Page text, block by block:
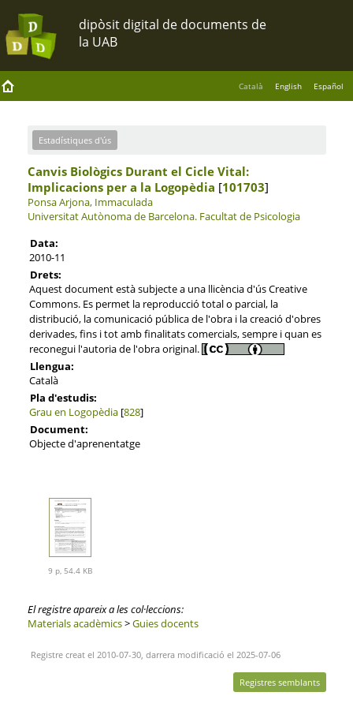
Català English Español
Estadístiques d'ús
Canvis Biològics Durant el Cicle Vital:
Implicacions per a la Logopèdia [101703]
Ponsa Arjona, Immaculada
Universitat Autònoma de Barcelona. Facultat de Psicologia
Data:
2010-11
Drets:
Aquest document està subjecte a una llicència d'ús Creative
Commons. Es permet la reproducció total o parcial, la
distribució, la comunicació pública de l'obra i la creació d'obres
derivades, fins i tot amb finalitats comercials, sempre i quan es
reconegui l'autoria de l'obra original.
Llengua:
Català
Pla d'estudis:
Grau en Logopèdia[828]
Document:
Objecte d'aprenentatge
9 p, 54.4 KB
El registre apareix a les col·leccions:
Materials acadèmics>Guies docents
Registre creat el 2010-07-30, darrera modificació el 2025-07-06
Registres semblants